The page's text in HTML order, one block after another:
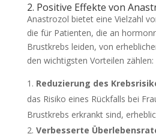
2. Positive Effekte von
Anastrozol bietet eine Vielzahl
die für Patienten, die an
Brustkrebs leiden, von
den wichtigsten Vorteilen zählen:
Reduzierung des
das Risiko eines Rückfalls bei
Brustkrebs erkrankt sind,
Verbesserte